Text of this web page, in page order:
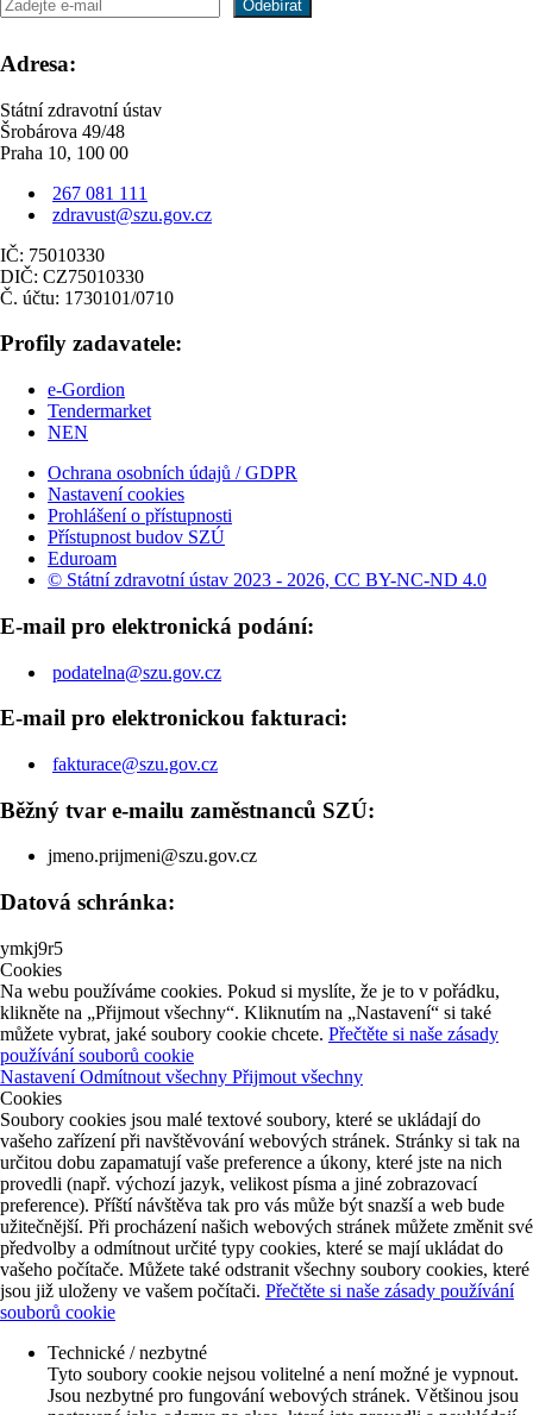
Adresa:
Státní zdravotní ústav
Šrobárova 49/48
Praha 10, 100 00
267 081 111
zdravust@szu.gov.cz
IČ: 75010330
DIČ: CZ75010330
Č. účtu: 1730101/0710
Profily zadavatele:
e-Gordion
Tendermarket
NEN
Ochrana osobních údajů / GDPR
Nastavení cookies
Prohlášení o přístupnosti
Přístupnost budov SZÚ
Eduroam
© Státní zdravotní ústav 2023 - 2026, CC BY-NC-ND 4.0
E-mail pro elektronická podání:
podatelna@szu.gov.cz
E-mail pro elektronickou fakturaci:
fakturace@szu.gov.cz
Běžný tvar e-mailu zaměstnanců SZÚ:
jmeno.prijmeni@szu.gov.cz
Datová schránka:
ymkj9r5
Cookies
Na webu používáme cookies. Pokud si myslíte, že je to v pořádku,
klikněte na „Přijmout všechny“. Kliknutím na „Nastavení“ si také
můžete vybrat, jaké soubory cookie chcete. Přečtěte si naše zásady
používání souborů cookie
NastaveníOdmítnout všechny Přijmout všechny
Cookies
Soubory cookies jsou malé textové soubory, které se ukládají do
vašeho zařízení při navštěvování webových stránek. Stránky si tak na
určitou dobu zapamatují vaše preference a úkony, které jste na nich
provedli (např. výchozí jazyk, velikost písma a jiné zobrazovací
preference). Příští návštěva tak pro vás může být snazší a web bude
užitečnější. Při procházení našich webových stránek můžete změnit své
předvolby a odmítnout určité typy cookies, které se mají ukládat do
vašeho počítače. Můžete také odstranit všechny soubory cookies, které
jsou již uloženy ve vašem počítači. Přečtěte si naše zásady používání
souborů cookie
Technické / nezbytné
Tyto soubory cookie nejsou volitelné a není možné je vypnout.
Jsou nezbytné pro fungování webových stránek. Většinou jsou